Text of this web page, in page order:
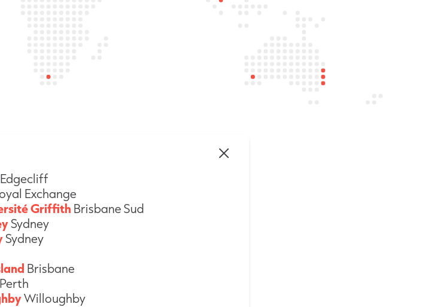
Edgecliff
Exchange
GriffithBrisbane Sud
Sydney
Sydney
Brisbane
Perth
Willoughby